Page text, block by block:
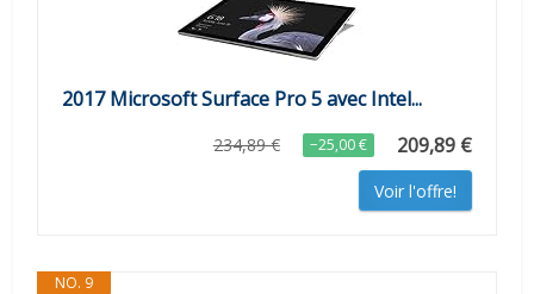
2017 Microsoft Surface Pro 5 avec Intel...
234,89 € −25,00 € 209,89 €
Voir l'offre!
NO. 9